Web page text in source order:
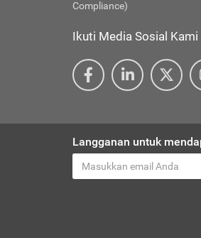
Compliance)
Ikuti Media Sosial Kami
Langganan untuk